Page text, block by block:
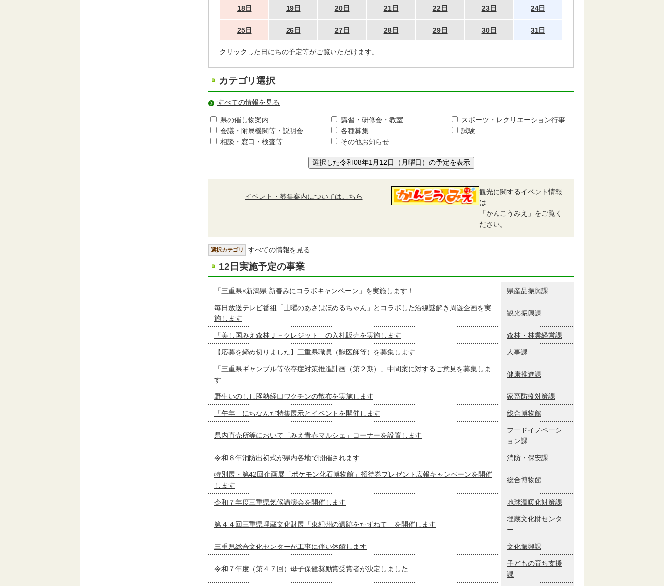
18日 19日 20日 21日 22日 23日 24日
25日 26日 27日 28日 29日 30日 31日
クリックした日にちの予定等がご覧いただけます。
カテゴリ選択
すべての情報を見る
県の催し物案内 講習・研修会・教室
スポーツ・レクリエーション行事
会議・附属機関等・説明会
各種募集
試験
相談・窓口・検査等
その他お知らせ
選択した令和08年1月12日（月曜日）の予定を表示
イベント・募集案内についてはこちら
観光に関するイベント情報
は
「かんこうみえ」をご覧く
ださい。
選択カテゴリ すべての情報を見る
12日実施予定の事業
「三重県×新潟県 新春みにコラボキャンペーン」を実施します！ 県産品振興課
毎日放送テレビ番組「土曜のあさはほめるちゃん」とコラボした沿線謎解き周遊企画を実
施します
観光振興課
「美し国みえ森林Ｊ－クレジット」の入札販売を実施します 森林・林業経営課
【応募を締め切りました】三重県職員（獣医師等）を募集します 人事課
「三重県ギャンブル等依存症対策推進計画（第２期）」中間案に対するご意見を募集しま
す
健康推進課
野生いのしし豚熱経口ワクチンの散布を実施します 家畜防疫対策課
「午年」にちなんだ特集展示とイベントを開催します 総合博物館
県内直売所等において「みえ青春マルシェ」コーナーを設置します
フードイノベーシ
ョン課
令和８年消防出初式が県内各地で開催されます 消防・保安課
特別展・第42回企画展「ポケモン化石博物館」招待券プレゼント広報キャンペーンを開催
します
総合博物館
令和７年度三重県気候講演会を開催します 地球温暖化対策課
第４４回三重県埋蔵文化財展「東紀州の遺跡をたずねて」を開催します
埋蔵文化財センタ
ー
三重県総合文化センターが工事に伴い休館します 文化振興課
令和７年度（第４７回）母子保健奨励賞受賞者が決定しました
子どもの育ち支援
課